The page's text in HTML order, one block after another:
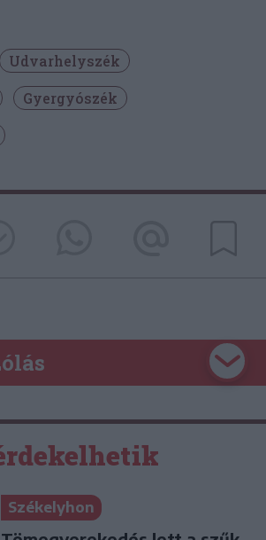
Udvarhelyszék
Gyergyószék
Székelyhon